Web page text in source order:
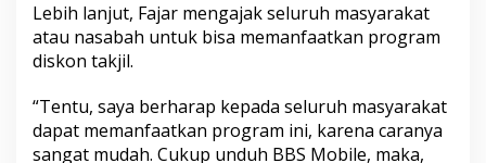
Lebih lanjut, Fajar mengajak seluruh masyarakat
atau nasabah untuk bisa memanfaatkan program
diskon takjil.
“Tentu, saya berharap kepada seluruh masyarakat
dapat memanfaatkan program ini, karena caranya
sangat mudah. Cukup unduh BBS Mobile, maka,